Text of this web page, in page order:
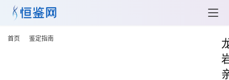
首页 鉴定指南